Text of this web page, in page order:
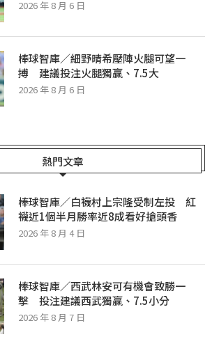
2026 年 8 月 6 日
棒球智庫／細野晴希壓陣火腿可望一
搏 建議投注火腿獨贏、7.5大
2026 年 8 月 6 日
熱門文章
棒球智庫／白襪村上宗隆受制左投 紅
襪近1個半月勝率近8成看好搶頭香
2026 年 8 月 4 日
棒球智庫／西武林安可有機會致勝一
擊 投注建議西武獨贏、7.5小分
2026 年 8 月 7 日